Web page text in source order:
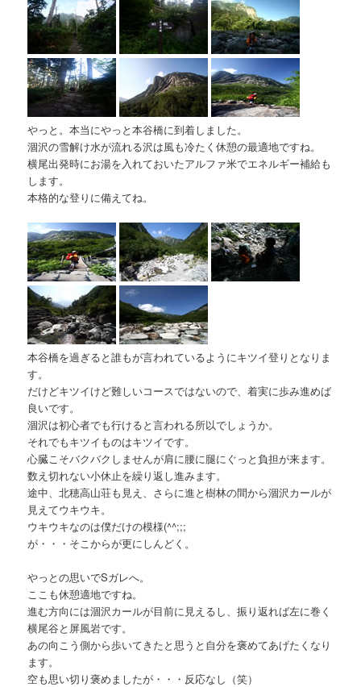
やっと。本当にやっと本谷橋に到着しました。
涸沢の雪解け水が流れる沢は風も冷たく休憩の最適地ですね。
横尾出発時にお湯を入れておいたアルファ米でエネルギー補給も
します。
本格的な登りに備えてね。
本谷橋を過ぎると誰もが言われているようにキツイ登りとなりま
す。
だけどキツイけど難しいコースではないので、着実に歩み進めば
良いです。
涸沢は初心者でも行けると言われる所以でしょうか。
それでもキツイものはキツイです。
心臓こそバクバクしませんが肩に腰に腿にぐっと負担が来ます。
数え切れない小休止を繰り返し進みます。
途中、北穂高山荘も見え、さらに進と樹林の間から涸沢カールが
見えてウキウキ。
ウキウキなのは僕だけの模様(^^;;;
が・・・そこからが更にしんどく。
やっとの思いでSガレへ。
ここも休憩適地ですね。
進む方向には涸沢カールが目前に見えるし、振り返れば左に巻く
横尾谷と屏風岩です。
あの向こう側から歩いてきたと思うと自分を褒めてあげたくなり
ます。
空も思い切り褒めましたが・・・反応なし（笑）